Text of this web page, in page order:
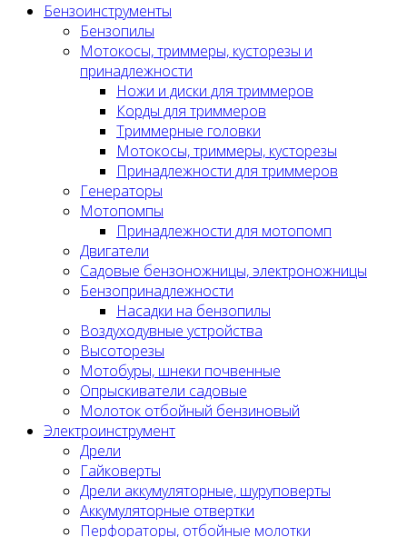
Бензоинструменты
Бензопилы
Мотокосы, триммеры, кусторезы и
принадлежности
Ножи и диски для триммеров
Корды для триммеров
Триммерные головки
Мотокосы, триммеры, кусторезы
Принадлежности для триммеров
Генераторы
Мотопомпы
Принадлежности для мотопомп
Двигатели
Садовые бензоножницы, электроножницы
Бензопринадлежности
Насадки на бензопилы
Воздуходувные устройства
Высоторезы
Мотобуры, шнеки почвенные
Опрыскиватели садовые
Молоток отбойный бензиновый
Электроинструмент
Дрели
Гайковерты
Дрели аккумуляторные, шуруповерты
Аккумуляторные отвертки
Перфораторы, отбойные молотки